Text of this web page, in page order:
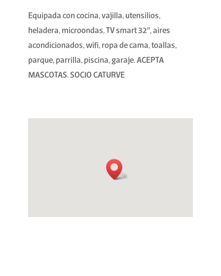
Equipada con cocina, vajilla, utensilios,
heladera, microondas, TV smart 32″, aires
acondicionados, wifi, ropa de cama, toallas,
parque, parrilla, piscina, garaje. ACEPTA
MASCOTAS. SOCIO CATURVE